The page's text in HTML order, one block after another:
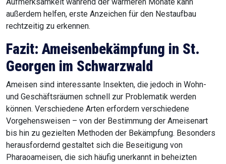
außerdem helfen, erste Anzeichen für den Nestaufbau
rechtzeitig zu erkennen.
Fazit: Ameisenbekämpfung in St.
Georgen im Schwarzwald
Ameisen sind interessante Insekten, die jedoch in Wohn-
und Geschäftsräumen schnell zur Problematik werden
können. Verschiedene Arten erfordern verschiedene
Vorgehensweisen – von der Bestimmung der Ameisenart
bis hin zu gezielten Methoden der Bekämpfung. Besonders
herausfordernd gestaltet sich die Beseitigung von
Pharaoameisen, die sich häufig unerkannt in beheizten